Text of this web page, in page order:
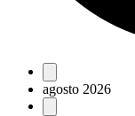
Eventos
agosto 2026